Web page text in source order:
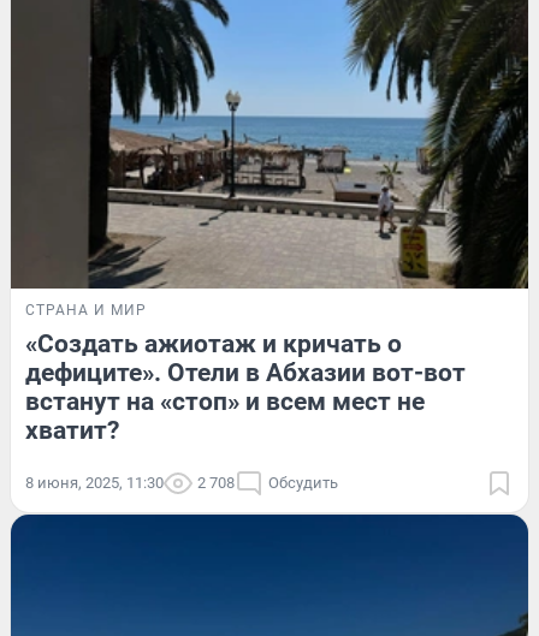
СТРАНА И МИР
«Создать ажиотаж и кричать о
дефиците». Отели в Абхазии вот-вот
встанут на «стоп» и всем мест не
хватит?
8 июня, 2025, 11:30 2 708 Обсудить